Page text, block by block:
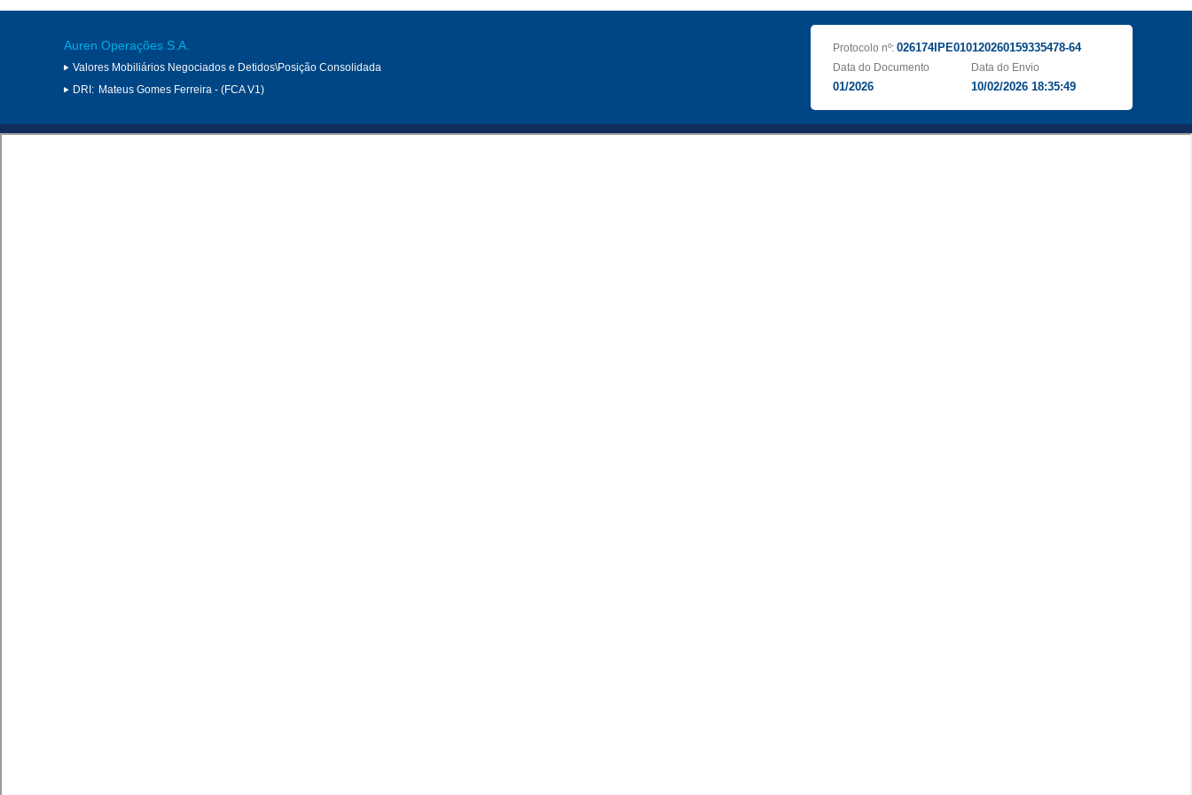
Auren Operações S.A.
Valores Mobiliários Negociados e Detidos\Posição Consolidada
DRI: Mateus Gomes Ferreira - (FCA V1)
Protocolo nº: 026174IPE010120260159335478-64
Data do Documento
01/2026
Data do Envio
10/02/2026 18:35:49